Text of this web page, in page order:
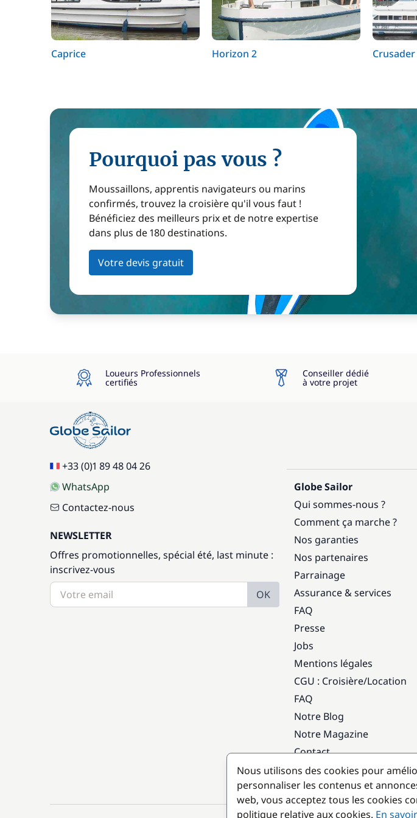
Caprice Horizon 2 Crusader
Pourquoi pas vous ?
Moussaillons, apprentis navigateurs ou marins
confirmés, trouvez la croisière qu'il vous faut !
Bénéficiez des meilleurs prix et de notre expertise
dans plus de 180 destinations.
Votre devis gratuit
Loueurs Professionnels
certifiés
Conseiller dédié
à votre projet
+33 (0)1 89 48 04 26
WhatsApp
Contactez-nous
NEWSLETTER
Offres promotionnelles, spécial été, last minute :
inscrivez-vous
OK
Globe Sailor
Qui sommes-nous ?
Comment ça marche ?
Nos garanties
Nos partenaires
Parrainage
Assurance & services
FAQ
Presse
Jobs
Mentions légales
CGU : Croisière/Location
FAQ
Notre Blog
Notre Magazine
Contact
Destinations populaires
Nous utilisons des cookies pour
personnaliser les contenus et
web, vous acceptez tous les cookies
politique relative aux cookies. En